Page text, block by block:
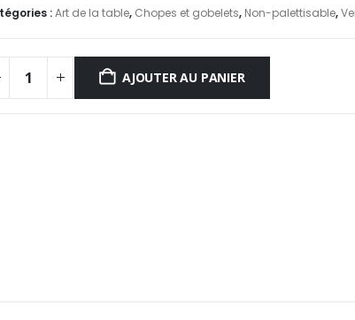
:Art de la table, Chopes et gobelets, Non-palettisable,
AJOUTER AU PANIER